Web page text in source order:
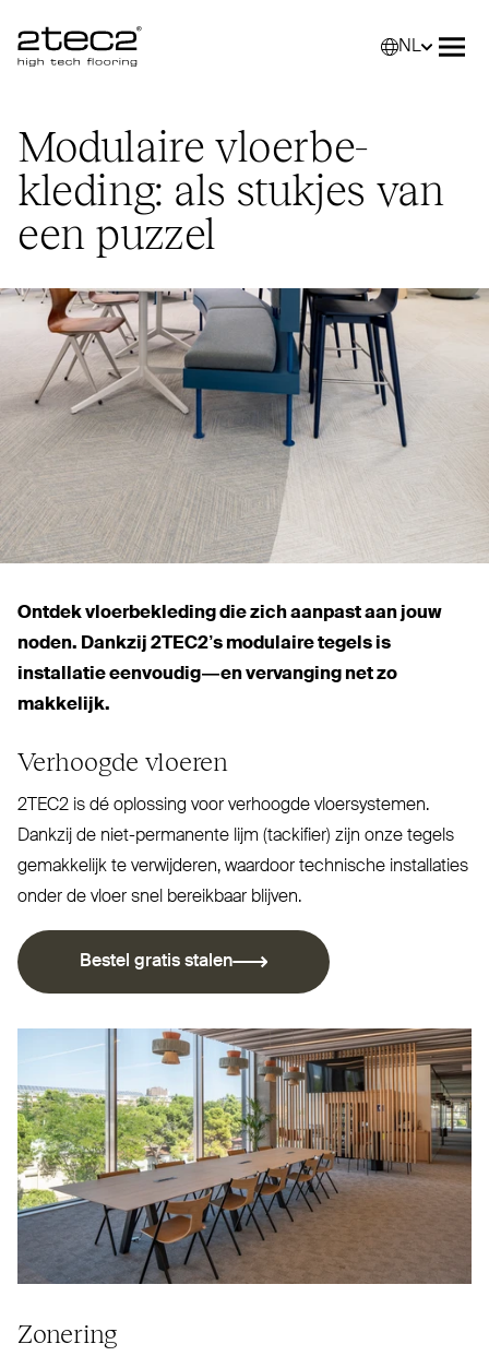
Primary
NL
Modulaire vloer­be­
kleding: als stukjes van
een puzzel
Ontdek vloer­be­kleding die zich aanpast aan jouw
noden. Dankzij 2TEC2’s modulaire tegels is
installatie eenvoudig — en ver­vanging net zo
makkelijk.
Verhoogde vloeren
2TEC2 is dé oplossing voor verhoogde vloer­systemen.
Dankzij de niet-per­manente lijm (tackifier) zijn onze tegels
gemakkelijk te ver­wijderen, waardoor technische installaties
onder de vloer snel bereikbaar blijven.
Bestel gratis stalen
Zonering